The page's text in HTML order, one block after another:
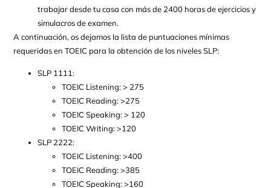
trabajar desde tu casa con más de 2400 horas de ejercicios y
simulacros de examen.
A continuación, os dejamos la lista de puntuaciones mínimas
requeridas en TOEIC para la obtención de los niveles SLP:
SLP 1111:
TOEIC Listening: > 275
TOEIC Reading: >275
TOEIC Speaking: > 120
TOEIC Writing: >120
SLP 2222:
TOEIC Listening: >400
TOEIC Reading: >385
TOEIC Speaking: >160